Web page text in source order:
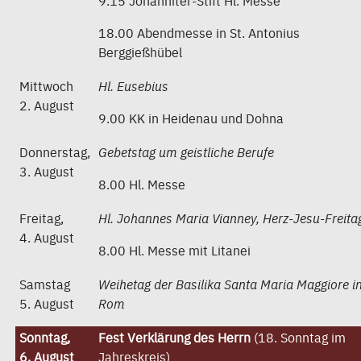
18.00 Abendmesse in St. Antonius
Berggießhübel
Mittwoch
2. August
Hl. Eusebius
9.00 KK in Heidenau und Dohna
Donnerstag,
3. August
Gebetstag um geistliche Berufe
8.00 Hl. Messe
Freitag,
4. August
Hl. Johannes Maria Vianney, Herz-Jesu-
8.00 Hl. Messe mit Litanei
Samstag
5. August
Weihetag der Basilika Santa Maria Maggiore
Rom
Sonntag,
6. August
Fest Verklärung des Herrn (18. Sonntag im
Jahreskreis)